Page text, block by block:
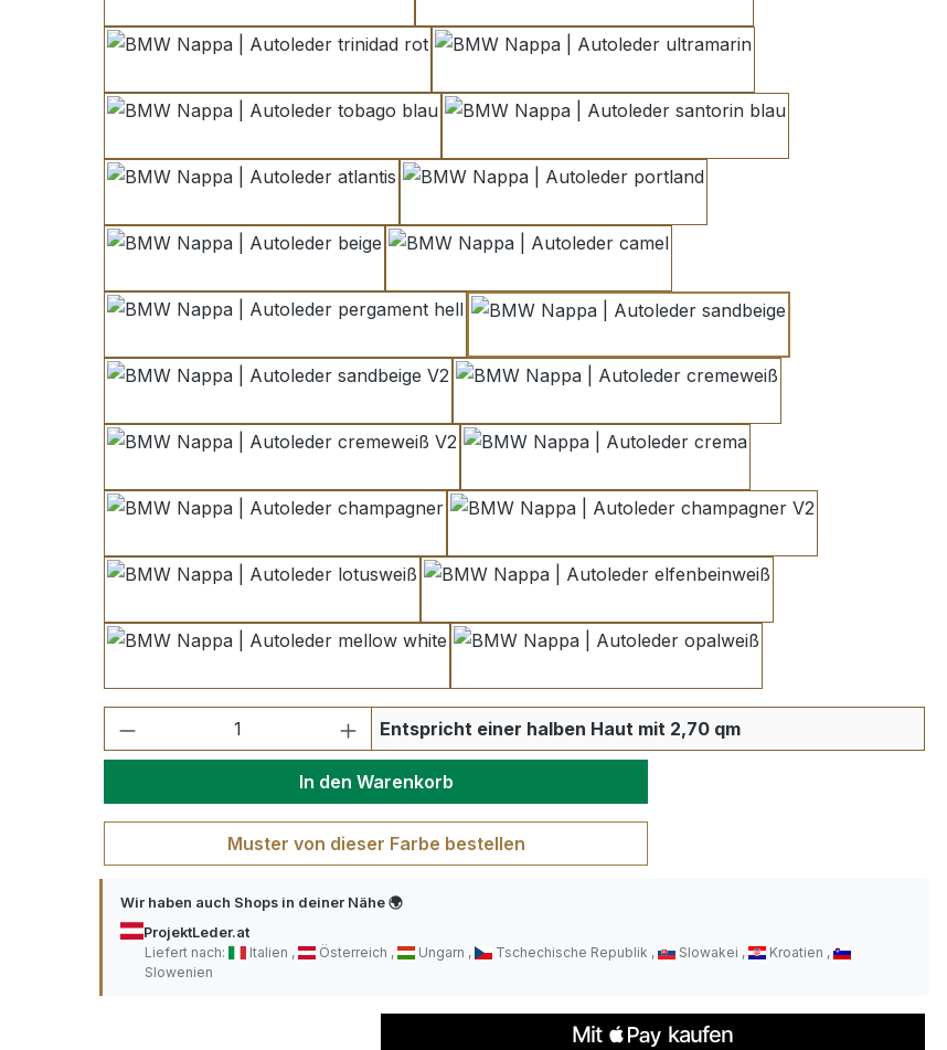
Produkt Anzahl: Gib den gewünschten Wert ein oder benutze
Entspricht einer halben Haut mit 2,70 qm
In den Warenkorb
Muster von dieser Farbe bestellen
Wir haben auch Shops in deiner Nähe 🌍
ProjektLeder.at
Liefert nach:
Italien Österreich Ungarn Tschechische Republik Slowakei
Kroatien
Slowenien